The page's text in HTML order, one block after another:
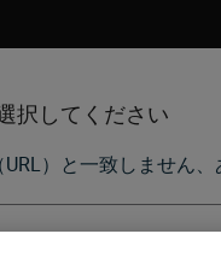
択してください
）と一致しません
ス サポート